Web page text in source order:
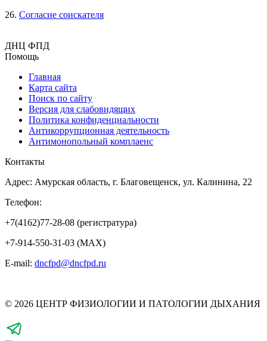
26. Согласие соискателя
ДНЦ ФПД
Помощь
Главная
Карта сайта
Поиск по сайту
Версия для слабовидящих
Политика конфиденциальности
Антикоррупционная деятельность
Антимонопольный комплаенс
Контакты
Адрес: Амурская область, г. Благовещенск, ул. Калинина, 22
Телефон:
+7(4162)77-28-08 (регистратура)
+7-914-550-31-03 (MAX)
E-mail: dncfpd@dncfpd.ru
© 2026 ЦЕНТР ФИЗИОЛОГИИ И ПАТОЛОГИИ ДЫХАНИЯ